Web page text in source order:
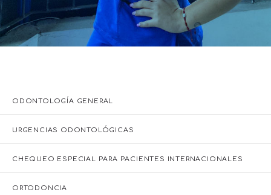
ODONTOLOGÍA GENERAL
URGENCIAS ODONTOLÓGICAS
CHEQUEO ESPECIAL PARA PACIENTES INTERNACIONALES
ORTODONCIA